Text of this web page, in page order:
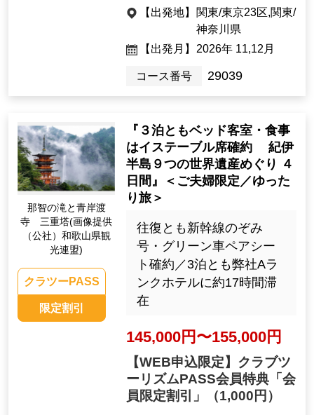
【出発地】 関東/東京23区,関東/
神奈川県
【出発月】 2026年 11,12月
コース番号 29039
那智の滝と青岸渡
寺 三重塔(画像提供
（公社）和歌山県観
光連盟)
クラツーPASS
限定割引
『３泊ともベッド客室・食事
はイステーブル席確約 紀伊
半島９つの世界遺産めぐり ４
日間』＜ご夫婦限定／ゆった
り旅＞
往復とも新幹線のぞみ
号・グリーン車ペアシー
ト確約／3泊とも弊社Aラ
ンクホテルに約17時間滞
在
145,000円〜155,000円
【WEB申込限定】クラブツ
ーリズムPASS会員特典「会
員限定割引」
（1,000円）